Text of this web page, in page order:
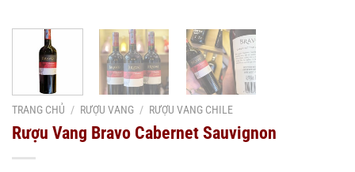
TRANG CHỦ / RƯỢU VANG / RƯỢU VANG CHILE
Rượu Vang Bravo Cabernet Sauvignon